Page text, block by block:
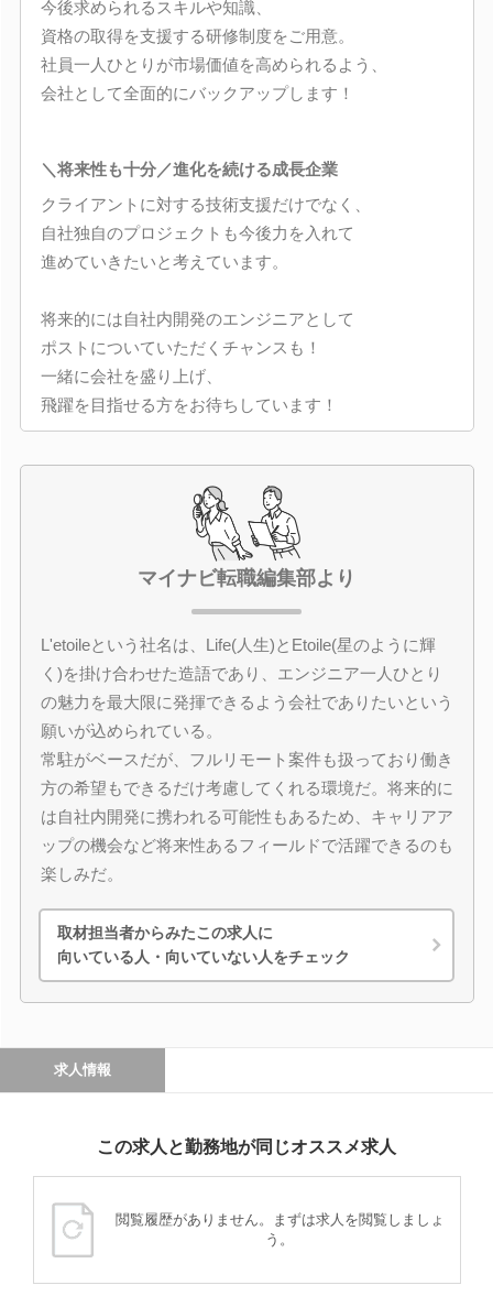
今後求められるスキルや知識、
資格の取得を支援する研修制度をご用意。
社員一人ひとりが市場価値を高められるよう、
会社として全面的にバックアップします！
＼将来性も十分／進化を続ける成長企業
クライアントに対する技術支援だけでなく、
自社独自のプロジェクトも今後力を入れて
進めていきたいと考えています。
将来的には自社内開発のエンジニアとして
ポストについていただくチャンスも！
一緒に会社を盛り上げ、
飛躍を目指せる方をお待ちしています！
マイナビ転職編集部より
L'etoileという社名は、Life(人生)とEtoile(星のように輝
く)を掛け合わせた造語であり、エンジニア一人ひとり
の魅力を最大限に発揮できるよう会社でありたいという
願いが込められている。
常駐がベースだが、フルリモート案件も扱っており働き
方の希望もできるだけ考慮してくれる環境だ。将来的に
は自社内開発に携われる可能性もあるため、キャリアア
ップの機会など将来性あるフィールドで活躍できるのも
楽しみだ。
取材担当者からみたこの求人に
向いている人・向いていない人をチェック
求人情報
この求人と勤務地が同じオススメ求人
閲覧履歴がありません。まずは求人を閲覧しましょ
う。